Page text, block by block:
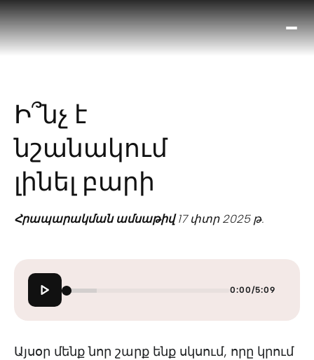
Ի՞նչ է
նշանակում
լինել բարի
Հրապարակման ամսաթիվ17 փտր 2025 թ.
0:00/5:09
Այսօր մենք նոր շարք ենք սկսում, որը կրում